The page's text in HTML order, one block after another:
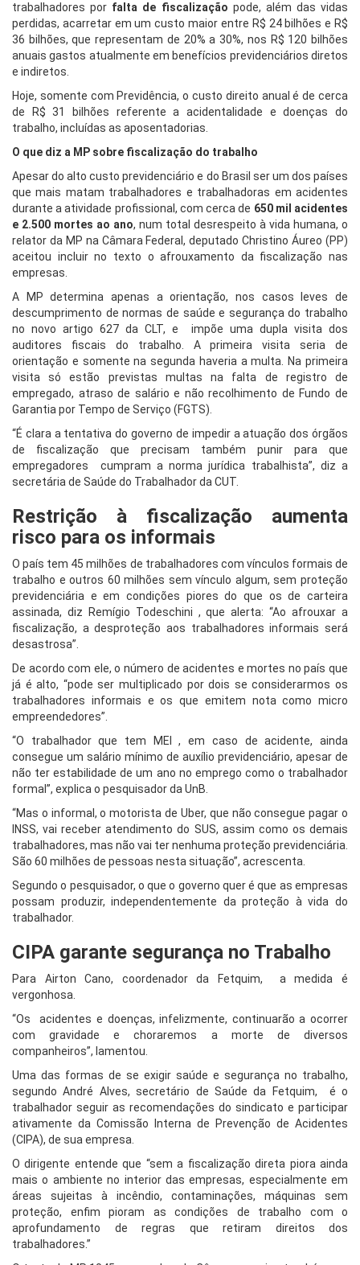
trabalhadores por falta de fiscalização pode, além das vidas
perdidas, acarretar em um custo maior entre R$ 24 bilhões e R$
36 bilhões, que representam de 20% a 30%, nos R$ 120 bilhões
anuais gastos atualmente em benefícios previdenciários diretos
e indiretos.
Hoje, somente com Previdência, o custo direito anual é de cerca
de R$ 31 bilhões referente a acidentalidade e doenças do
trabalho, incluídas as aposentadorias.
O que diz a MP sobre fiscalização do trabalho
Apesar do alto custo previdenciário e do Brasil ser um dos países
que mais matam trabalhadores e trabalhadoras em acidentes
durante a atividade profissional, com cerca de 650 mil acidentes
e 2.500 mortes ao ano, num total desrespeito à vida humana, o
relator da MP na Câmara Federal, deputado Christino Áureo (PP)
aceitou incluir no texto o afrouxamento da fiscalização nas
empresas.
A MP determina apenas a orientação, nos casos leves de
descumprimento de normas de saúde e segurança do trabalho
no novo artigo 627 da CLT, e impõe uma dupla visita dos
auditores fiscais do trabalho. A primeira visita seria de
orientação e somente na segunda haveria a multa. Na primeira
visita só estão previstas multas na falta de registro de
empregado, atraso de salário e não recolhimento de Fundo de
Garantia por Tempo de Serviço (FGTS).
“É clara a tentativa do governo de impedir a atuação dos órgãos
de fiscalização que precisam também punir para que
empregadores cumpram a norma jurídica trabalhista”, diz a
secretária de Saúde do Trabalhador da CUT.
Restrição à fiscalização aumenta
risco para os informais
O país tem 45 milhões de trabalhadores com vínculos formais de
trabalho e outros 60 milhões sem vínculo algum, sem proteção
previdenciária e em condições piores do que os de carteira
assinada, diz Remígio Todeschini , que alerta: “Ao afrouxar a
fiscalização, a desproteção aos trabalhadores informais será
desastrosa”.
De acordo com ele, o número de acidentes e mortes no país que
já é alto, “pode ser multiplicado por dois se considerarmos os
trabalhadores informais e os que emitem nota como micro
empreendedores”.
“O trabalhador que tem MEI , em caso de acidente, ainda
consegue um salário mínimo de auxílio previdenciário, apesar de
não ter estabilidade de um ano no emprego como o trabalhador
formal”, explica o pesquisador da UnB.
“Mas o informal, o motorista de Uber, que não consegue pagar o
INSS, vai receber atendimento do SUS, assim como os demais
trabalhadores, mas não vai ter nenhuma proteção previdenciária.
São 60 milhões de pessoas nesta situação”, acrescenta.
Segundo o pesquisador, o que o governo quer é que as empresas
possam produzir, independentemente da proteção à vida do
trabalhador.
CIPA garante segurança no Trabalho
Para Airton Cano, coordenador da Fetquim, a medida é
vergonhosa.
“Os acidentes e doenças, infelizmente, continuarão a ocorrer
com gravidade e choraremos a morte de diversos
companheiros”, lamentou.
Uma das formas de se exigir saúde e segurança no trabalho,
segundo André Alves, secretário de Saúde da Fetquim, é o
trabalhador seguir as recomendações do sindicato e participar
ativamente da Comissão Interna de Prevenção de Acidentes
(CIPA), de sua empresa.
O dirigente entende que “sem a fiscalização direta piora ainda
mais o ambiente no interior das empresas, especialmente em
áreas sujeitas à incêndio, contaminações, máquinas sem
proteção, enfim pioram as condições de trabalho com o
aprofundamento de regras que retiram direitos dos
trabalhadores.”